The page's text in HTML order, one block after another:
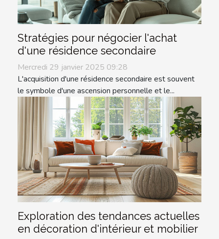
Stratégies pour négocier l'achat
d'une résidence secondaire
Mercredi 29 janvier 2025 09:28
L'acquisition d'une résidence secondaire est souvent
le symbole d'une ascension personnelle et le...
Exploration des tendances actuelles
en décoration d'intérieur et mobilier